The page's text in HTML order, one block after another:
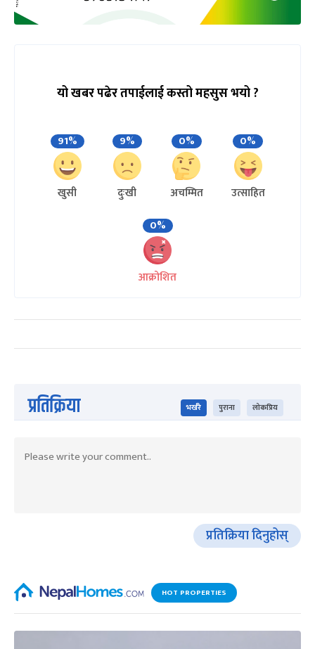
यो खबर पढेर तपाईलाई कस्तो महसुस भयो ?
91%
खुसी
9%
दुःखी
0%
अचम्मित
0%
उत्साहित
0%
आक्रोशित
प्रतिक्रिया भर्खरै पुराना लोकप्रिय
प्रतिक्रिया दिनुहोस्
HOT PROPERTIES